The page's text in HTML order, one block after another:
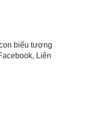
biểu tượng
Liên